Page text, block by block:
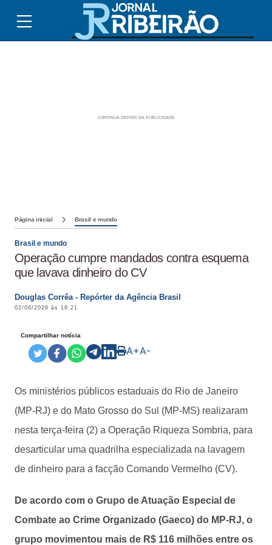
Página inicial Brasil e mundo
Brasil e mundo
Operação cumpre mandados contra esquema
que lavava dinheiro do CV
Douglas Corrêa - Repórter da Agência Brasil
02/06/2026 às 18:21
Compartilhar notícia
A+A-
Os ministérios públicos estaduais do Rio de Janeiro
(MP-RJ) e do Mato Grosso do Sul (MP-MS) realizaram
nesta terça-feira (2) a Operação Riqueza Sombria, para
desarticular uma quadrilha especializada na lavagem
de dinheiro para a facção Comando Vermelho (CV).
De acordo com o Grupo de Atuação Especial de
Combate ao Crime Organizado (Gaeco) do MP-RJ, o
grupo movimentou mais de R$ 116 milhões entre os